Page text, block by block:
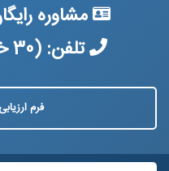
مشاوره
تلفن: (30 خط) 021 71 400 111
فرم